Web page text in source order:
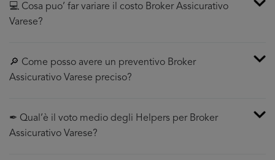
💻 Cosa puo’ far variare il costo Broker Assicurativo
Varese?
🔎 Come posso avere un preventivo Broker
Assicurativo Varese preciso?
✒ Qual’è il voto medio degli Helpers per Broker
Assicurativo Varese?